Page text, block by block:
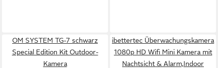
OM SYSTEM TG-7 schwarz
Special Edition Kit Outdoor-
Kamera
ibettertec Überwachungskamera
1080p HD Wifi Mini Kamera mit
Nachtsicht & Alarm,Indoor